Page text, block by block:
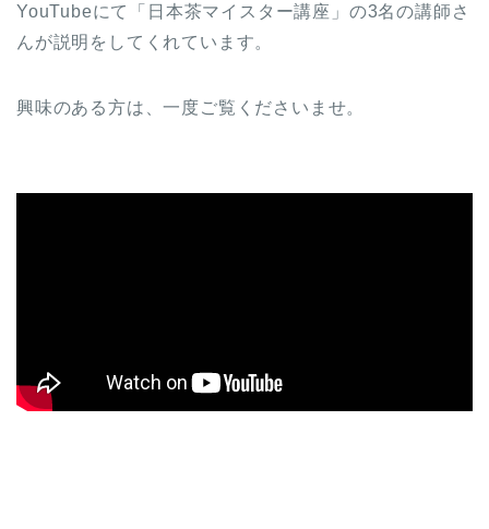
YouTubeにて「日本茶マイスター講座」の3名の講師さ
んが説明をしてくれています。
興味のある方は、一度ご覧くださいませ。